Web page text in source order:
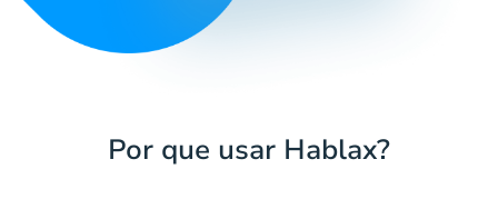
Por que usar Hablax?